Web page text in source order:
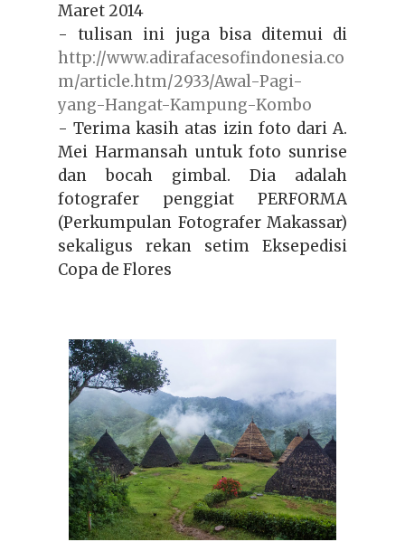
Maret 2014
- tulisan ini juga bisa ditemui di
http://www.adirafacesofindonesia.co
m/article.htm/2933/Awal-Pagi-
yang-Hangat-Kampung-Kombo
- Terima kasih atas izin foto dari A.
Mei Harmansah untuk foto sunrise
dan bocah gimbal. Dia adalah
fotografer penggiat PERFORMA
(Perkumpulan Fotografer Makassar)
sekaligus rekan setim Eksepedisi
Copa de Flores